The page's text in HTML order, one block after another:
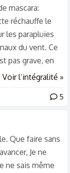
mascara:
réchauffe le
les parapluies
du vent. Ce
pas grave, en
c'est la
gâche la couleur
Voir l’intégralité »
5
Que faire sans
Je ne
ne sais même